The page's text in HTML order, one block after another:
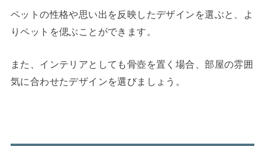
ペットの性格や思い出を反映したデザインを選ぶと、よ
りペットを偲ぶことができます。
また、インテリアとしても骨壺を置く場合、部屋の雰囲
気に合わせたデザインを選びましょう。